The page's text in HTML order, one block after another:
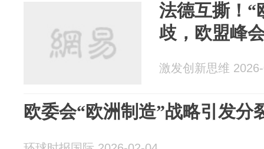
法德互撕！“
歧，欧盟峰
激发创新思维
欧委会“欧洲制造”战略引发分